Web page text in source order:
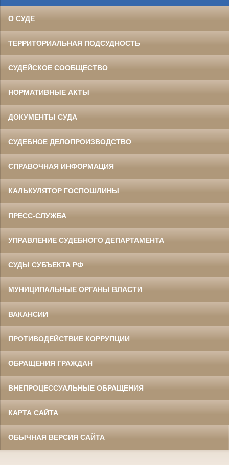
О СУДЕ
ТЕРРИТОРИАЛЬНАЯ ПОДСУДНОСТЬ
СУДЕЙСКОЕ СООБЩЕСТВО
НОРМАТИВНЫЕ АКТЫ
ДОКУМЕНТЫ СУДА
СУДЕБНОЕ ДЕЛОПРОИЗВОДСТВО
СПРАВОЧНАЯ ИНФОРМАЦИЯ
КАЛЬКУЛЯТОР ГОСПОШЛИНЫ
ПРЕСС-СЛУЖБА
УПРАВЛЕНИЕ СУДЕБНОГО ДЕПАРТАМЕНТА
СУДЫ СУБЪЕКТА РФ
МУНИЦИПАЛЬНЫЕ ОРГАНЫ ВЛАСТИ
ВАКАНСИИ
ПРОТИВОДЕЙСТВИЕ КОРРУПЦИИ
ОБРАЩЕНИЯ ГРАЖДАН
ВНЕПРОЦЕССУАЛЬНЫЕ ОБРАЩЕНИЯ
КАРТА САЙТА
ОБЫЧНАЯ ВЕРСИЯ САЙТА